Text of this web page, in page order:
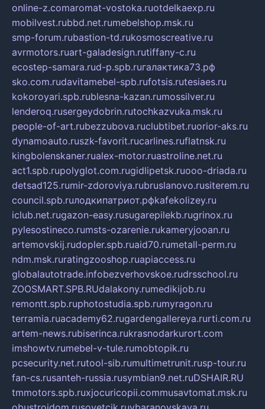
online-z.comaromat-vostoka.ruotdelkaexp.ru
mobilvest.rubbd.net.rumebelshop.msk.ru
smp-forum.rubastion-td.rukosmoscreative.ru
avrmotors.ruart-galadesign.rutiffany-c.ru
ecostep-samara.rud-p.spb.ruгалактика73.рф
sko.com.rudavitamebel-spb.rufotsis.rutesiaes.ru
kokoroyari.spb.rublesna-kazan.rumossilver.ru
lenderoq.rusergeydobrin.rutochkazvuka.msk.ru
people-of-art.rubezzubova.ruclubtibet.ruorior-aks.ru
dynamoauto.ruszk-favorit.rucarlines.ruflatnsk.ru
kingbolenskaner.rualex-motor.ruastroline.net.ru
act1.spb.rupolyglot.com.rugidlipetsk.ruooo-driada.ru
detsad125.rumir-zdoroviya.rubruslanovo.rusiterem.ru
council.spb.ruлодкипатриот.рфkafekolizey.ru
iclub.net.rugazon-easy.rusugarepilekb.rugrinox.ru
pylesostineco.rumsts-ozarenie.rukameryjooan.ru
artemovskij.rudopler.spb.ruaid70.rumetall-perm.ru
ndm.msk.ruratingzooshop.ruapiaccess.ru
globalautotrade.infobezverhovskoe.rudrsschool.ru
ZOOSMART.SPB.RUdalakony.rumedikijob.ru
remontt.spb.ruphotostudia.spb.rumyragon.ru
terramia.ruacademy62.rugardengallereya.rurti.com.ru
artem-news.rubiserinca.rukrasnodarkurort.com
imshowtv.rumebel-v-tule.rumobtopik.ru
pcsecurity.net.rutool-sib.rumultimetrunit.rusp-tour.ru
fan-cs.rusanteh-russia.rusymbian9.net.ruDSHAIR.RU
tmmotors.spb.ruxjocuricopii.commusavtomat.msk.ru